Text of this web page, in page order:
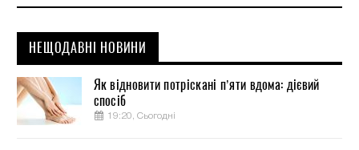
НЕЩОДАВНІ НОВИНИ
Як відновити потріскані п’яти вдома: дієвий
спосіб
19:20, Сьогодні